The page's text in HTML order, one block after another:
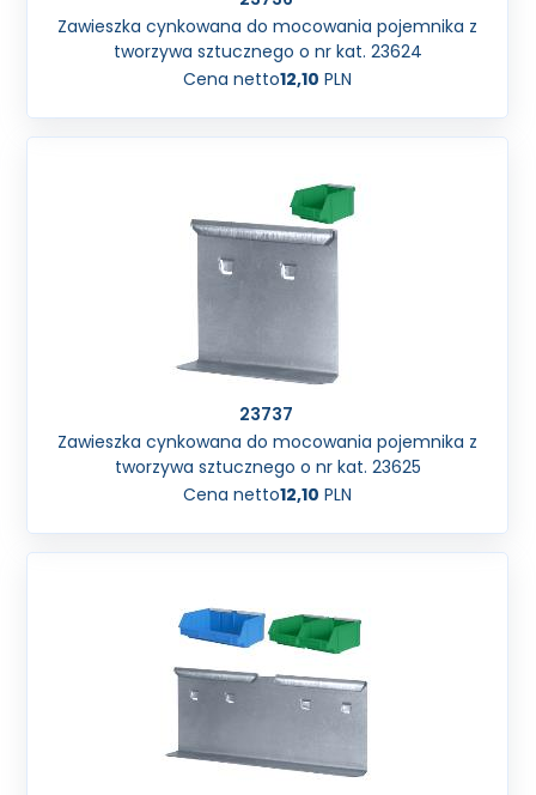
Zawieszka cynkowana do mocowania pojemnika z
tworzywa sztucznego o nr kat. 23624
Cena netto12,10 PLN
23737
Zawieszka cynkowana do mocowania pojemnika z
tworzywa sztucznego o nr kat. 23625
Cena netto12,10 PLN